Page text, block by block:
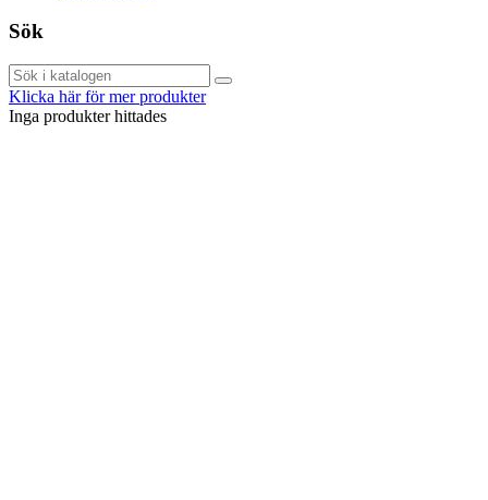
Sök
Klicka här för mer produkter
Inga produkter hittades